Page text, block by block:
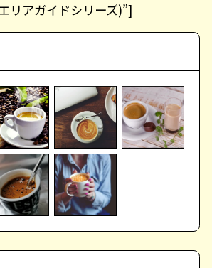
リアガイドシリーズ)”]